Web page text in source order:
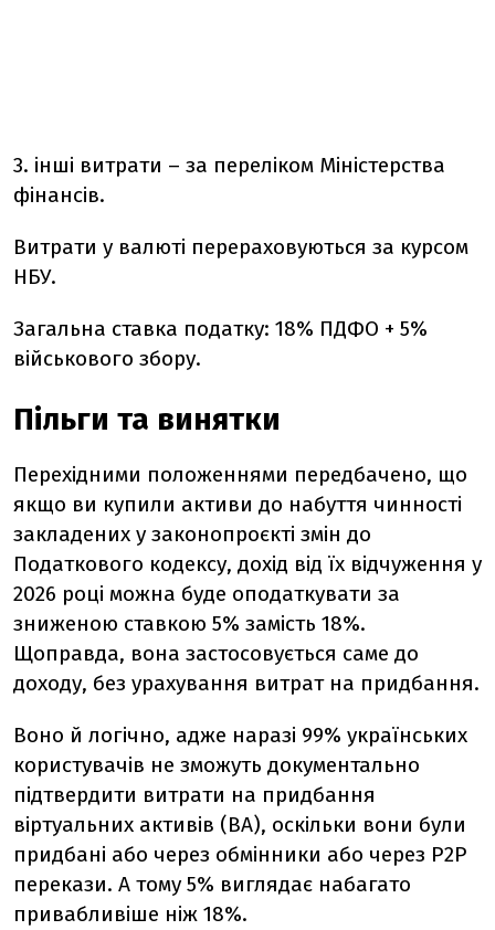
3. інші витрати – за переліком Міністерства
фінансів.
Витрати у валюті перераховуються за курсом
НБУ.
Загальна ставка податку: 18% ПДФО + 5%
військового збору.
Пільги та винятки
Перехідними положеннями передбачено, що
якщо ви купили активи до набуття чинності
закладених у законопроєкті змін до
Податкового кодексу, дохід від їх відчуження у
2026 році можна буде оподаткувати за
зниженою ставкою 5% замість 18%.
Щоправда, вона застосовується саме до
доходу, без урахування витрат на придбання.
Воно й логічно, адже наразі 99% українських
користувачів не зможуть документально
підтвердити витрати на придбання
віртуальних активів (ВА), оскільки вони були
придбані або через обмінники або через P2P
перекази. А тому 5% виглядає набагато
привабливіше ніж 18%.